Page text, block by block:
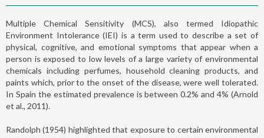
Multiple Chemical Sensitivity (MCS), also termed Idiopathic
Environment Intolerance (IEI) is a term used to describe a set of
physical, cognitive, and emotional symptoms that appear when a
person is exposed to low levels of a large variety of environmental
chemicals including perfumes, household cleaning products, and
paints which, prior to the onset of the disease, were well tolerated.
In Spain the estimated prevalence is between 0.2% and 4% (Arnold
et al., 2011).
Randolph (1954) highlighted that exposure to certain environmental